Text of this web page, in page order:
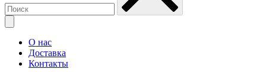
О нас
Доставка
Контакты